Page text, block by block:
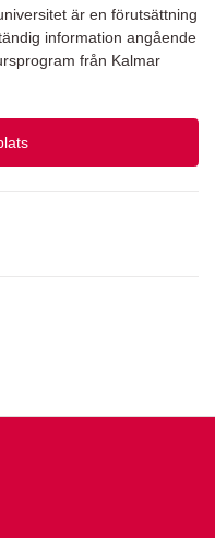
är en förutsättning
information angående
från Kalmar